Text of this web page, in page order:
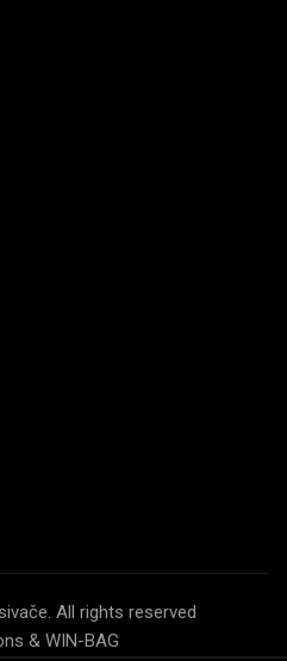
All rights reserved
& WIN-BAG